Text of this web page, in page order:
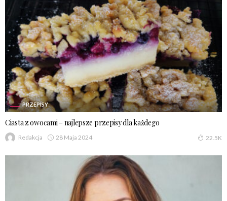
PRZEPISY
Ciasta z owocami – najlepsze przepisy dla każdego
Redakcja 28 Maja 2024 22.5K